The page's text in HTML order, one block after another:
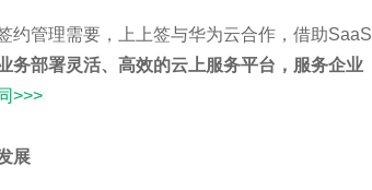
约管理需要，上上签与华为云合作，借助SaaS
务部署灵活、高效的云上服务平台，服务企业
>>>